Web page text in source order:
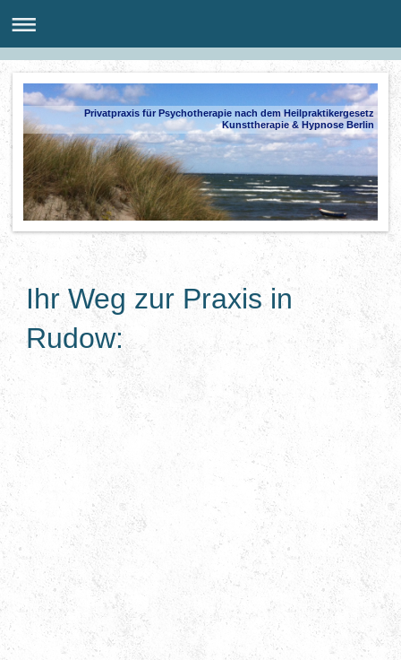
Privatpraxis für Psychotherapie nach dem Heilpraktikergesetz
Kunsttherapie & Hypnose Berlin
Ihr Weg zur Praxis in
Rudow: